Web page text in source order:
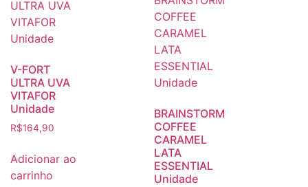
V-FORT
ULTRA UVA
VITAFOR
Unidade
R$164,90
Adicionar ao
carrinho
BRAINSTORM
COFFEE
CARAMEL
LATA
ESSENTIAL
Unidade